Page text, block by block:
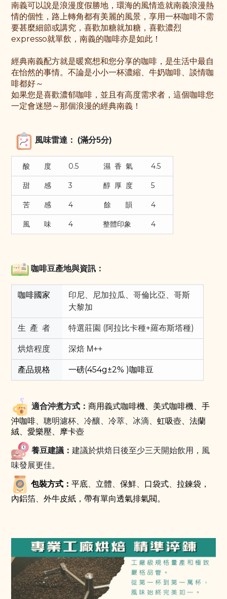
南義可以說是浪漫度假勝地，環海的風情造就南義浪漫熱
情的個性，路上轉角都有美麗的風景，享用一杯咖啡不需
要甚麼細節或講究，喜歡加糖就加糖，喜歡濃烈
expresso就單飲，南義的咖啡亦是如此！
經典南義配方就是暖窩想和您分享的咖啡，是生活中最自
在怡然的事情。不論是小小一杯濃縮、牛奶咖啡、談情咖
啡都好～
如果您是喜歡濃郁咖啡，並且有高度需求者，這個咖啡您
一定會迷戀～那個浪漫的經典南義！
風味雷達： (滿分5分)
酸 度 0.5 濕 香 氣 4.5
甜 感 3 醇 厚 度 5
苦 感 4 餘 韻 4
風 味 4 整體印象 4
咖啡豆產地與資訊：
咖啡國家
印尼、尼加拉瓜、哥倫比亞、哥斯
大黎加
生 產 者 特選莊園 (阿拉比卡種+羅布斯塔種)
烘焙程度 深焙 M++
產品規格 一磅(454g±2% )咖啡豆
適合沖煮方式： 商用義式咖啡機、美式咖啡機、 手
沖咖啡 、聰明濾杯、冷釀、冷萃、冰滴、 虹吸壺 、法蘭
絨、愛樂壓、摩卡壺
養豆建議： 建議於烘焙日後至少三天開始飲用，風
味發展更佳。
包裝方式： 平底 立體 保鮮 口袋式
拉鍊袋，
內鋁箔
外牛皮紙，帶有單向透氣排氣閥。